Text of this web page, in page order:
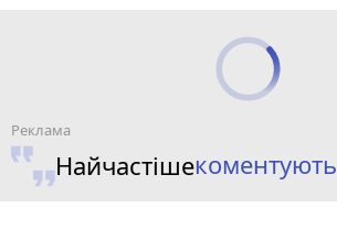
Найчастішекоментують